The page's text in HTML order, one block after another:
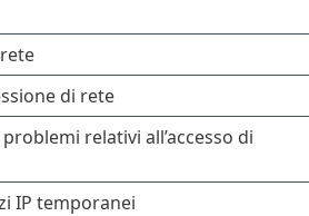
di rete
relativi all’accesso di
IP temporanei